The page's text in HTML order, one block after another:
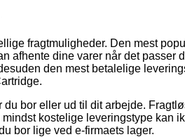
fragtmuligheder. Den mest
afhente dine varer når det passer
den mest betalelige
bor eller ud til dit arbejde.
kostelige leveringstype kan
bor lige ved e-firmaets lager.